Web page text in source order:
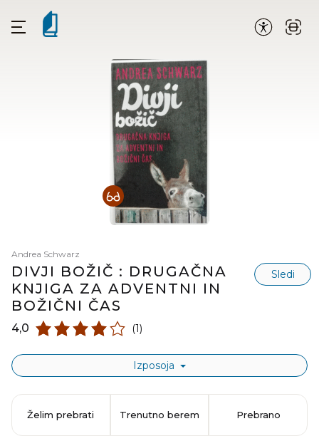
Andrea Schwarz
DIVJI BOŽIČ : DRUGAČNA
KNJIGA ZA ADVENTNI IN
BOŽIČNI ČAS
Sledi
4,0 (1)
Izposoja
Želim prebrati Trenutno berem Prebrano